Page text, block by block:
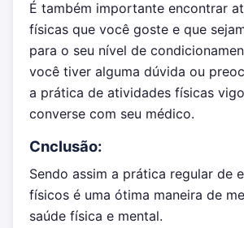
É também importante encontrar
físicas que você goste e que
para o seu nível de
você tiver alguma dúvida ou
a prática de atividades físicas
converse com seu médico.
Cnclusão:
Sendo assim a prática regular de
físicos é uma ótima maneira de
saúde física e mental.